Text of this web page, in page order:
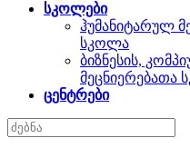
სკოლები
ჰუმანიტარულ
სკოლა
ბიზნესის,
მეცნიერებათა
ცენტრები